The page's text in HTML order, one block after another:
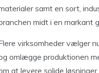
samt en sort,
midt i en markant
virksomheder vælger
omlægge produktionen
at levere solide